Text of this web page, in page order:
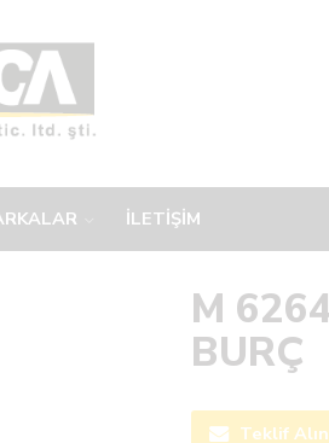
İLETİŞİM
M
BURÇ
Teklif Alın